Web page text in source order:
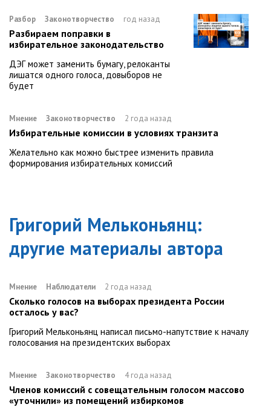
Разбор Законотворчество год назад
Разбираем поправки в
избирательное законодательство
ДЭГ может заменить бумагу, релоканты
лишатся одного голоса, довыборов не
будет
Мнение Законотворчество 2 года назад
Избирательные комиссии в условиях транзита
Желательно как можно быстрее изменить правила
формирования избирательных комиссий
Григорий Мельконьянц:
другие материалы автора
Мнение Наблюдатели 2 года назад
Сколько голосов на выборах президента России
осталось у вас?
Григорий Мельконьянц написал письмо-напутствие к началу
голосования на президентских выборах
Мнение Законотворчество 4 года назад
Членов комиссий с совещательным голосом массово
«уточнили» из помещений избиркомов